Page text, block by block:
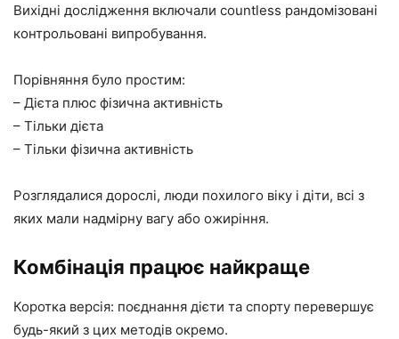
Вихідні дослідження включали countless рандомізовані
контрольовані випробування.
Порівняння було простим:
– Дієта плюс фізична активність
– Тільки дієта
– Тільки фізична активність
Розглядалися дорослі, люди похилого віку і діти, всі з
яких мали надмірну вагу або ожиріння.
Комбінація працює найкраще
Коротка версія: поєднання дієти та спорту перевершує
будь-який з цих методів окремо.